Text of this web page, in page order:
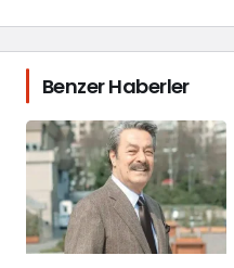
Benzer Haberler